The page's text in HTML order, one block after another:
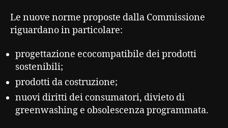
Le nuove norme proposte dalla Commissione
riguardano in particolare:
progettazione ecocompatibile dei prodotti
sostenibili;
prodotti da costruzione;
nuovi diritti dei consumatori, divieto di
greenwashing e obsolescenza programmata.